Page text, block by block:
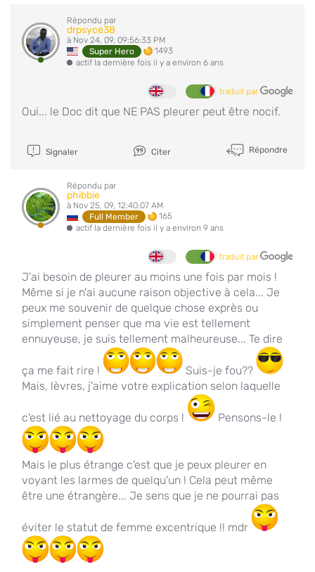
Répondu par
drpsyce38
à Nov 24, 09, 09:56:33 PM
Super Hero
1493
actif la dernière fois il y a environ 6 ans
traduit par
Oui... le Doc dit que NE PAS pleurer peut être nocif.
Signaler Citer Répondre
Répondu par
phibbie
à Nov 25, 09, 12:40:07 AM
Full Member
165
actif la dernière fois il y a environ 9 ans
traduit par
J'ai besoin de pleurer au moins une fois par mois !
Même si je n'ai aucune raison objective à cela... Je
peux me souvenir de quelque chose exprès ou
simplement penser que ma vie est tellement
ennuyeuse, je suis tellement malheureuse... Te dire
ça me fait rire !
Suis-je fou??
Mais, lèvres, j'aime votre explication selon laquelle
c'est lié au nettoyage du corps ! Pensons-le !
Mais le plus étrange c'est que je peux pleurer en
voyant les larmes de quelqu'un ! Cela peut même
être une étrangère... Je sens que je ne pourrai pas
éviter le statut de femme excentrique !! mdr